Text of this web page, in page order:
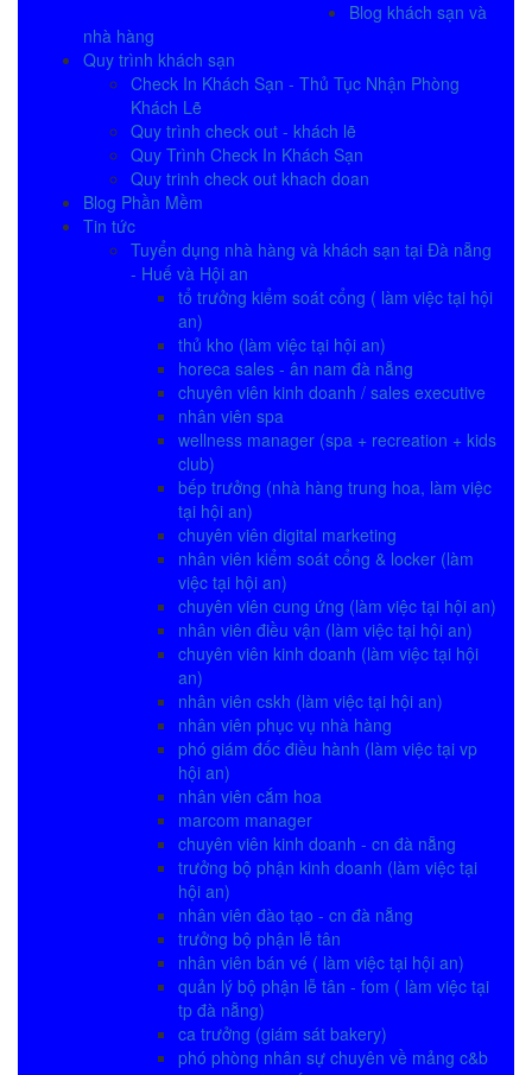
Blog khách sạn và
nhà hàng
Quy trình khách sạn
Check In Khách Sạn - Thủ Tục Nhận Phòng
Khách Lẽ
Quy trình check out - khách lẽ
Quy Trình Check In Khách Sạn
Quy trinh check out khach doan
Blog Phần Mềm
Tin tức
Tuyển dụng nhà hàng và khách sạn tại Đà nẵng
- Huế và Hội an
tổ trưởng kiểm soát cổng ( làm việc tại hội
an)
thủ kho (làm việc tại hội an)
horeca sales - ân nam đà nẵng
chuyên viên kinh doanh / sales executive
nhân viên spa
wellness manager (spa + recreation + kids
club)
bếp trưởng (nhà hàng trung hoa, làm việc
tại hội an)
chuyên viên digital marketing
nhân viên kiểm soát cổng & locker (làm
việc tại hội an)
chuyên viên cung ứng (làm việc tại hội an)
nhân viên điều vận (làm việc tại hội an)
chuyên viên kinh doanh (làm việc tại hội
an)
nhân viên cskh (làm việc tại hội an)
nhân viên phục vụ nhà hàng
phó giám đốc điều hành (làm việc tại vp
hội an)
nhân viên cắm hoa
marcom manager
chuyên viên kinh doanh - cn đà nẵng
trưởng bộ phận kinh doanh (làm việc tại
hội an)
nhân viên đào tạo - cn đà nẵng
trưởng bộ phận lễ tân
nhân viên bán vé ( làm việc tại hội an)
quản lý bộ phận lễ tân - fom ( làm việc tại
tp đà nẵng)
ca trưởng (giám sát bakery)
phó phòng nhân sự chuyên về mảng c&b